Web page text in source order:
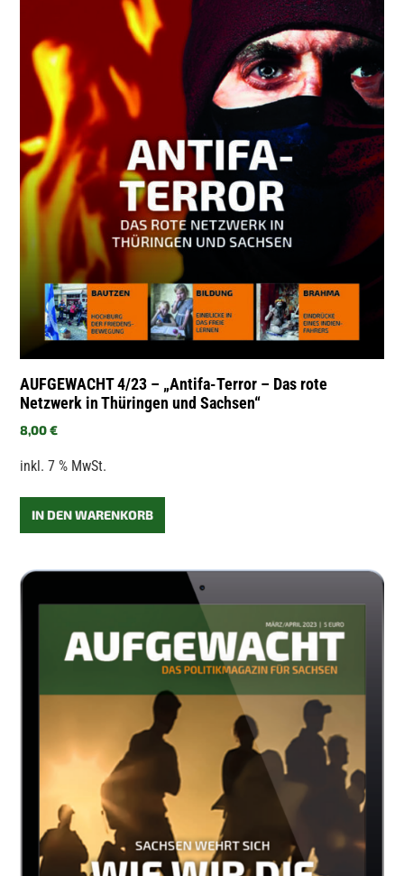
AUFGEWACHT 4/23 – „Antifa-Terror – Das rote
Netzwerk in Thüringen und Sachsen“
8,00€
inkl. 7 % MwSt.
IN DEN WARENKORB